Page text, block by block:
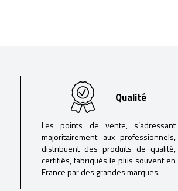
Qualité
Les points de vente, s’adressant
majoritairement aux professionnels,
distribuent des produits de qualité,
certifiés, fabriqués le plus souvent en
France par des grandes marques.